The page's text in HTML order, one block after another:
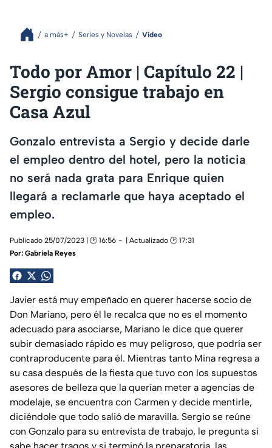
a más+ Series y Novelas Video
Todo por Amor | Capítulo 22 |
Sergio consigue trabajo en
Casa Azul
Gonzalo entrevista a Sergio y decide darle
el empleo dentro del hotel, pero la noticia
no será nada grata para Enrique quien
llegará a reclamarle que haya aceptado el
empleo.
Publicado 25/07/2023 | 🕑 16:56
| Actualizado 🕑 17:31
Por: Gabriela Reyes
Javier está muy empeñado en querer hacerse socio de
Don Mariano, pero él le recalca que no es el momento
adecuado para asociarse, Mariano le dice que querer
subir demasiado rápido es muy peligroso, que podría ser
contraproducente para él. Mientras tanto Mina regresa a
su casa después de la fiesta que tuvo con los supuestos
asesores de belleza que la querían meter a agencias de
modelaje, se encuentra con Carmen y decide mentirle,
diciéndole que todo salió de maravilla. Sergio se reúne
con Gonzalo para su entrevista de trabajo, le pregunta si
sabe hacer tragos y si terminó la preparatoria, las